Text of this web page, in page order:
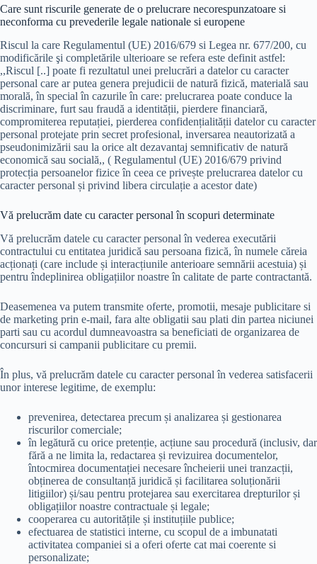
Care sunt riscurile generate de o prelucrare necorespunzatoare si
neconforma cu prevederile legale nationale si europene
Riscul la care Regulamentul (UE) 2016/679 si Legea nr. 677/200, cu
modificările şi completările ulterioare se refera este definit astfel:
,,Riscul [..] poate fi rezultatul unei prelucrări a datelor cu caracter
personal care ar putea genera prejudicii de natură fizică, materială sau
morală, în special în cazurile în care: prelucrarea poate conduce la
discriminare, furt sau fraudă a identității, pierdere financiară,
compromiterea reputației, pierderea confidențialității datelor cu caracter
personal protejate prin secret profesional, inversarea neautorizată a
pseudonimizării sau la orice alt dezavantaj semnificativ de natură
economică sau socială,, ( Regulamentul (UE) 2016/679 privind
protecția persoanelor fizice în ceea ce privește prelucrarea datelor cu
caracter personal și privind libera circulație a acestor date)
Vă prelucrăm date cu caracter personal în scopuri determinate
Vă prelucrăm datele cu caracter personal în vederea executării
contractului cu entitatea juridică sau persoana fizică, în numele căreia
acționați (care include și interacțiunile anterioare semnării acestuia) și
pentru îndeplinirea obligațiilor noastre în calitate de parte contractantă.
Deasemenea va putem transmite oferte, promotii, mesaje publicitare si
de marketing prin e-mail, fara alte obligatii sau plati din partea niciunei
parti sau cu acordul dumneavoastra sa beneficiati de organizarea de
concursuri si campanii publicitare cu premii.
În plus, vă prelucrăm datele cu caracter personal în vederea satisfacerii
unor interese legitime, de exemplu:
prevenirea, detectarea precum și analizarea și gestionarea
riscurilor comerciale;
în legătură cu orice pretenție, acțiune sau procedură (inclusiv, dar
fără a ne limita la, redactarea și revizuirea documentelor,
întocmirea documentației necesare încheierii unei tranzacții,
obținerea de consultanță juridică și facilitarea soluționării
litigiilor) și/sau pentru protejarea sau exercitarea drepturilor și
obligațiilor noastre contractuale și legale;
cooperarea cu autoritățile și instituțiile publice;
efectuarea de statistici interne, cu scopul de a imbunatati
activitatea companiei si a oferi oferte cat mai coerente si
personalizate;